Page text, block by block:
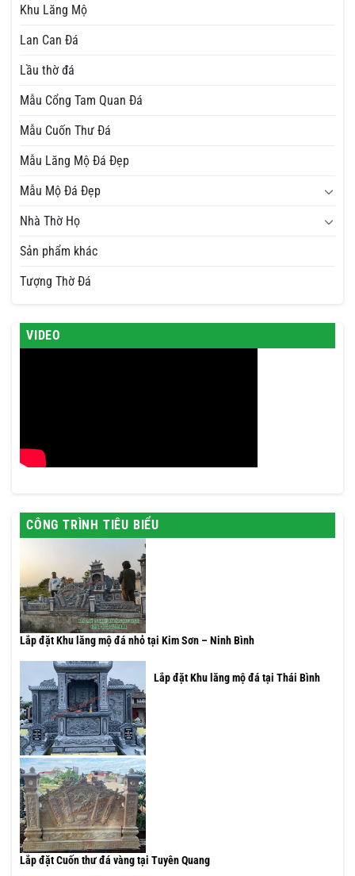
Khu Lăng Mộ
Lan Can Đá
Lầu thờ đá
Mẫu Cổng Tam Quan Đá
Mẫu Cuốn Thư Đá
Mẫu Lăng Mộ Đá Đẹp
Mẫu Mộ Đá Đẹp
Nhà Thờ Họ
Sản phẩm khác
Tượng Thờ Đá
VIDEO
CÔNG TRÌNH TIÊU BIỂU
Lắp đặt Khu lăng mộ đá nhỏ tại Kim Sơn – Ninh Bình
Lắp đặt Khu lăng mộ đá tại Thái Bình
Lắp đặt Cuốn thư đá vàng tại Tuyên Quang